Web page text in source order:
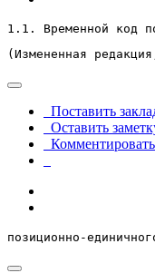
1.1. Временной код
(Измененная
Поставить
Оставить
Комментировать
позиционно-